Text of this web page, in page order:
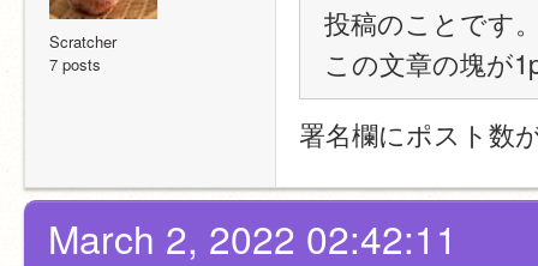
Scratcher
7 posts
投稿のことです
この文章の塊が
署名欄にポスト数
March 2, 2022 02:42:11